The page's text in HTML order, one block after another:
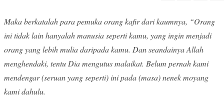
Maka berkatalah para pemuka orang kafir dari kaumnya, “Orang
ini tidak lain hanyalah manusia seperti kamu, yang ingin menjadi
orang yang lebih mulia daripada kamu. Dan seandainya Allah
menghendaki, tentu Dia mengutus malaikat. Belum pernah kami
mendengar (seruan yang seperti) ini pada (masa) nenek moyang
kami dahulu.